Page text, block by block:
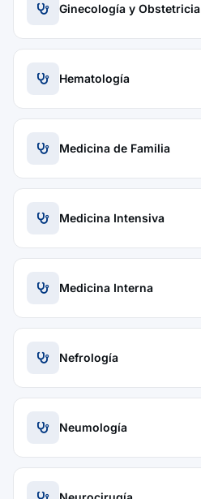
Ginecología y Obstetricia
Hematología
Medicina de Familia
Medicina Intensiva
Medicina Interna
Nefrología
Neumología